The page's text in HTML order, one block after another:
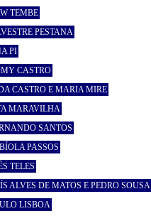
TEMBE
PESTANA
PI
CASTRO
CASTRO E MARIA MIRE
MARAVILHA
SANTOS
PASSOS
TELES
ALVES DE MATOS E PEDRO SOUSA
LISBOA